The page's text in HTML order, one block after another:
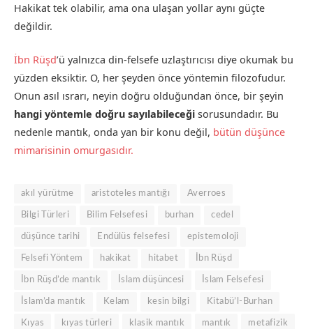
Hakikat tek olabilir, ama ona ulaşan yollar aynı güçte
değildir.
İbn Rüşd’ü yalnızca din-felsefe uzlaştırıcısı diye okumak bu
yüzden eksiktir. O, her şeyden önce yöntemin filozofudur.
Onun asıl ısrarı, neyin doğru olduğundan önce, bir şeyin
hangi yöntemle doğru sayılabileceği sorusundadır. Bu
nedenle mantık, onda yan bir konu değil, bütün düşünce
mimarisinin omurgasıdır.
akıl yürütme aristoteles mantığı Averroes
Bilgi Türleri Bilim Felsefesi burhan cedel
düşünce tarihi Endülüs felsefesi epistemoloji
Felsefi Yöntem hakikat hitabet İbn Rüşd
İbn Rüşd’de mantık İslam düşüncesi İslam Felsefesi
İslam’da mantık Kelam kesin bilgi Kitabü’l-Burhan
Kıyas kıyas türleri klasik mantık mantık metafizik